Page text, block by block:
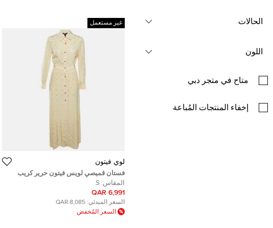
الحالات
اللون
متاح في متجر دبي
إخفاء المنتجات المُباعة
غير مستعمل
لوي فيتون
فستان قميصي لويس فيتون حرير كريب
مغسول بلون أصفر زبدي صغير المقاس
المقاس: S
6,991 QAR
السعر المبدئي: 8,085 QAR
السعر المُخفض